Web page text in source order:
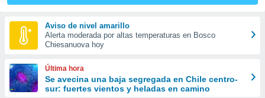
y
forma
digital
basada
Aviso de nivel amarillo
Alerta moderada por altas temperaturas en Bosco
Chiesanuova hoy
Última hora
Se avecina una baja segregada en Chile centro-
sur: fuertes vientos y heladas en camino